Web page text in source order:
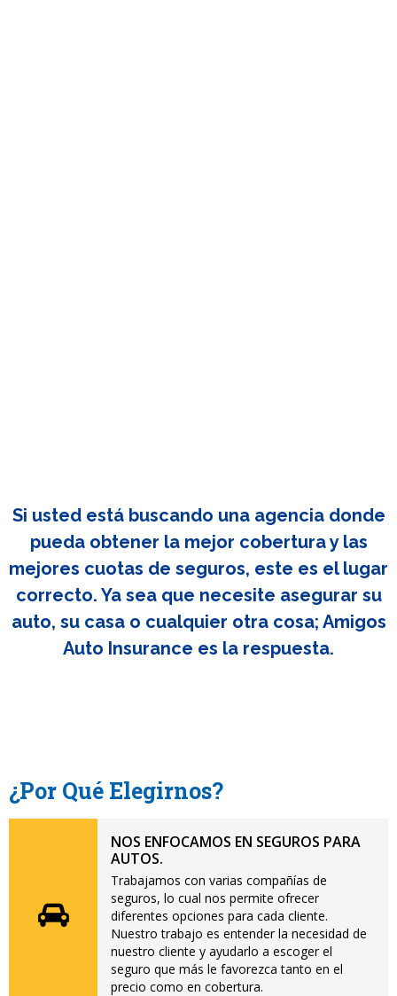
Si usted está buscando una agencia donde
pueda obtener la mejor cobertura y las
mejores cuotas de seguros, este es el lugar
correcto. Ya sea que necesite asegurar su
auto, su casa o cualquier otra cosa; Amigos
Auto Insurance es la respuesta.
¿Por Qué Elegirnos?
NOS ENFOCAMOS EN SEGUROS PARA
AUTOS.
Trabajamos con varias compañías de
seguros, lo cual nos permite ofrecer
diferentes opciones para cada cliente.
Nuestro trabajo es entender la necesidad de
nuestro cliente y ayudarlo a escoger el
seguro que más le favorezca tanto en el
precio como en cobertura.